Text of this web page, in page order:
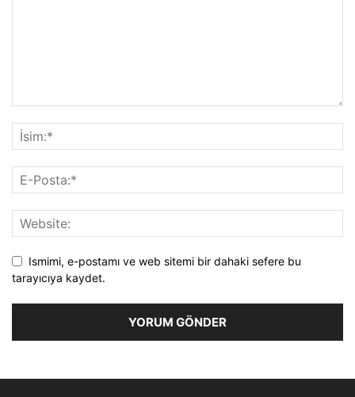
Ismimi, e-postamı ve web sitemi bir dahaki sefere bu
tarayıcıya kaydet.